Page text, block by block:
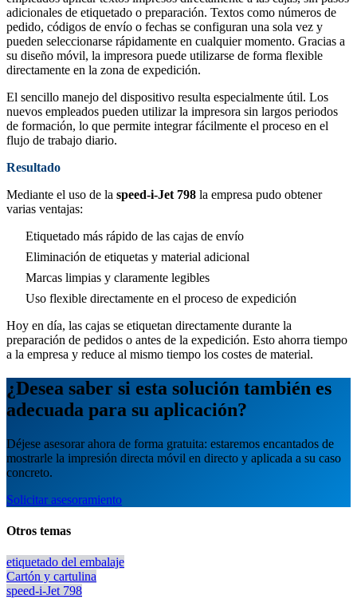
adicionales de etiquetado o preparación. Textos como números de
pedido, códigos de envío o fechas se configuran una sola vez y
pueden seleccionarse rápidamente en cualquier momento. Gracias a
su diseño móvil, la impresora puede utilizarse de forma flexible
directamente en la zona de expedición.
El sencillo manejo del dispositivo resulta especialmente útil. Los
nuevos empleados pueden utilizar la impresora sin largos periodos
de formación, lo que permite integrar fácilmente el proceso en el
flujo de trabajo diario.
Resultado
Mediante el uso de la speed-i-Jet 798 la empresa pudo obtener
varias ventajas:
Etiquetado más rápido de las cajas de envío
Eliminación de etiquetas y material adicional
Marcas limpias y claramente legibles
Uso flexible directamente en el proceso de expedición
Hoy en día, las cajas se etiquetan directamente durante la
preparación de pedidos o antes de la expedición. Esto ahorra tiempo
a la empresa y reduce al mismo tiempo los costes de material.
¿Desea saber si esta solución también es
adecuada para su aplicación?
Déjese asesorar ahora de forma gratuita: estaremos encantados de
mostrarle la impresión directa móvil en directo y aplicada a su caso
concreto.
Solicitar asesoramiento
Otros temas
etiquetado del embalaje
Cartón y cartulina
speed-i-Jet 798